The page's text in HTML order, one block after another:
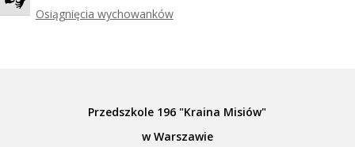
Zadzwoń do tłumacza języka migowego
Osiągnięcia wychowanków
Przedszkole 196 "Kraina Misiów"
w Warszawie